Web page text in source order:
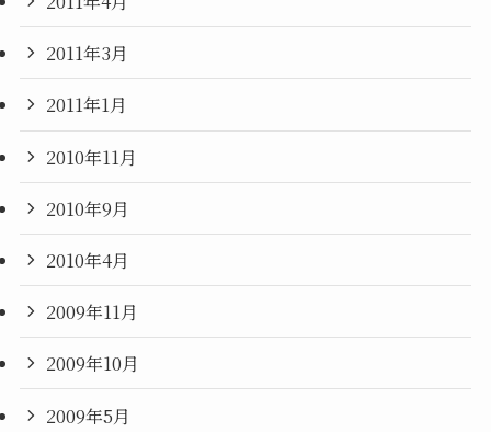
2011年3月
2011年1月
2010年11月
2010年9月
2010年4月
2009年11月
2009年10月
2009年5月